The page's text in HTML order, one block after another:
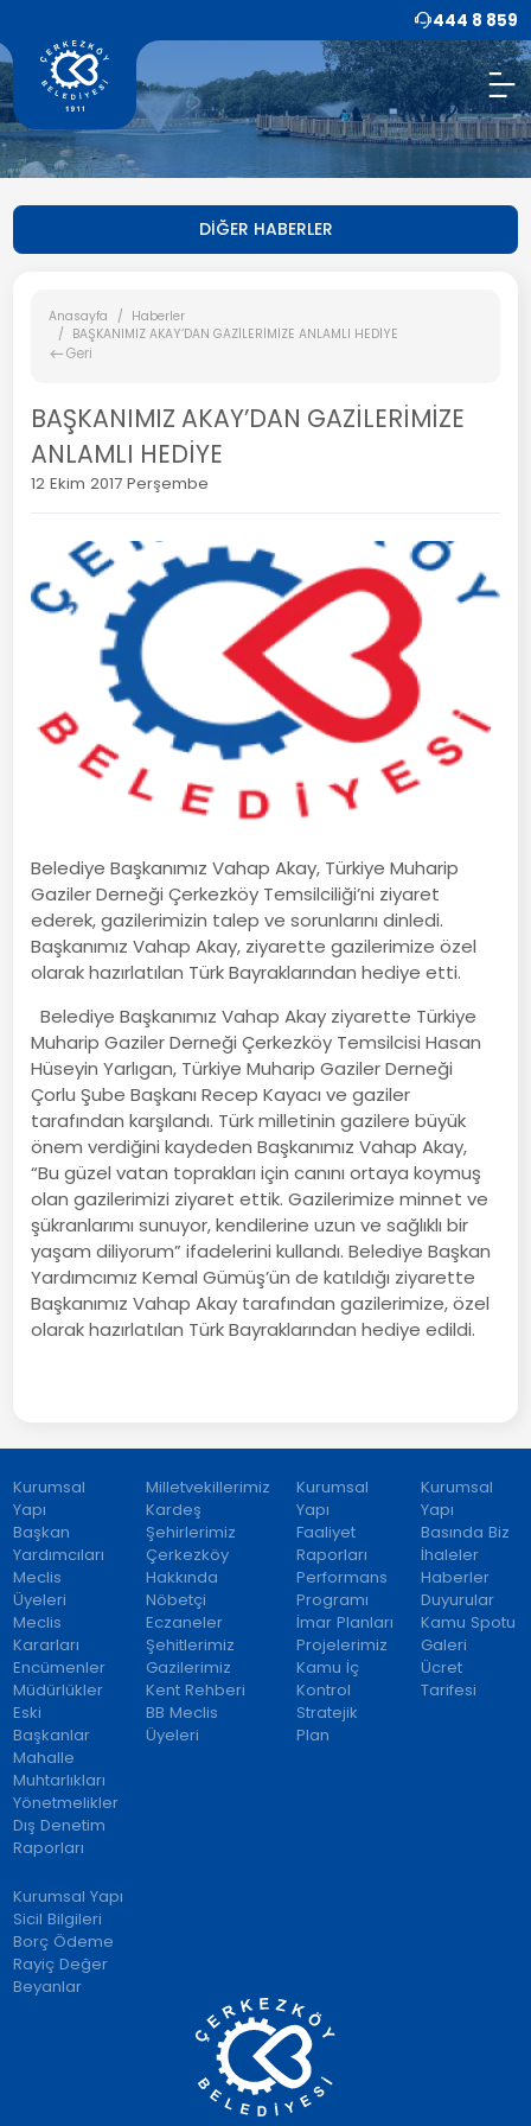
444 8 859
DİĞER HABERLER
Anasayfa
Haberler
BAŞKANIMIZ AKAY’DAN GAZİLERİMİZE ANLAMLI HEDİYE
Geri
BAŞKANIMIZ AKAY’DAN GAZİLERİMİZE
ANLAMLI HEDİYE
12 Ekim 2017 Perşembe
Belediye Başkanımız Vahap Akay, Türkiye Muharip
Gaziler Derneği Çerkezköy Temsilciliği’ni ziyaret
ederek, gazilerimizin talep ve sorunlarını dinledi.
Başkanımız Vahap Akay, ziyarette gazilerimize özel
olarak hazırlatılan Türk Bayraklarından hediye etti.
Belediye Başkanımız Vahap Akay ziyarette Türkiye
Muharip Gaziler Derneği Çerkezköy Temsilcisi Hasan
Hüseyin Yarlıgan, Türkiye Muharip Gaziler Derneği
Çorlu Şube Başkanı Recep Kayacı ve gaziler
tarafından karşılandı. Türk milletinin gazilere büyük
önem verdiğini kaydeden Başkanımız Vahap Akay,
“Bu güzel vatan toprakları için canını ortaya koymuş
olan gazilerimizi ziyaret ettik. Gazilerimize minnet ve
şükranlarımı sunuyor, kendilerine uzun ve sağlıklı bir
yaşam diliyorum” ifadelerini kullandı. Belediye Başkan
Yardımcımız Kemal Gümüş’ün de katıldığı ziyarette
Başkanımız Vahap Akay tarafından gazilerimize, özel
olarak hazırlatılan Türk Bayraklarından hediye edildi.
Kurumsal
Yapı
Başkan
Yardımcıları
Meclis
Üyeleri
Meclis
Kararları
Encümenler
Müdürlükler
Eski
Başkanlar
Mahalle
Muhtarlıkları
Yönetmelikler
Dış Denetim
Raporları
Milletvekillerimiz
Kardeş
Şehirlerimiz
Çerkezköy
Hakkında
Nöbetçi
Eczaneler
Şehitlerimiz
Gazilerimiz
Kent Rehberi
BB Meclis
Üyeleri
Kurumsal
Yapı
Faaliyet
Raporları
Performans
Programı
İmar Planları
Projelerimiz
Kamu İç
Kontrol
Stratejik
Plan
Kurumsal
Yapı
Basında Biz
İhaleler
Haberler
Duyurular
Kamu Spotu
Galeri
Ücret
Tarifesi
Kurumsal Yapı
Sicil Bilgileri
Borç Ödeme
Rayiç Değer
Beyanlar